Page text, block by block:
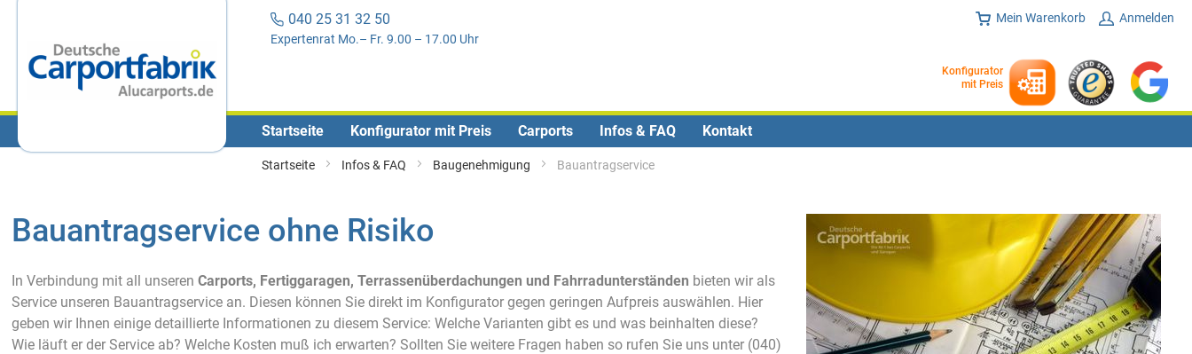
040 25 31 32 50
Expertenrat Mo.– Fr. 9.00 – 17.00 Uhr
Anmelden
Mein Warenkorb
Konfigurator
mit Preis
Startseite Konfigurator mit Preis Carports Infos & FAQ Kontakt
Startseite Infos & FAQ Baugenehmigung Bauantragservice
Bauantragservice ohne Risiko
In Verbindung mit all unserenCarports, Fertiggaragen, Terrassenüberdachungen und Fahrradunterständen bieten wir als
Service unseren Bauantragservice an. Diesen können Sie direkt im Konfigurator gegen geringen Aufpreis auswählen. Hier
geben wir Ihnen einige detaillierte Informationen zu diesem Service: Welche Varianten gibt es und was beinhalten diese?
Wie läuft er der Service ab? Welche Kosten muß ich erwarten? Sollten Sie weitere Fragen haben so rufen Sie uns unter (040)